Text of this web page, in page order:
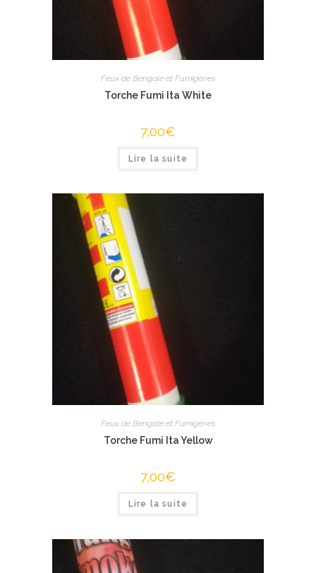
Feux de Bengale et Fumigènes
Torche Fumi Ita White
7,00€
Lire la suite
Feux de Bengale et Fumigènes
Torche Fumi Ita Yellow
7,00€
Lire la suite